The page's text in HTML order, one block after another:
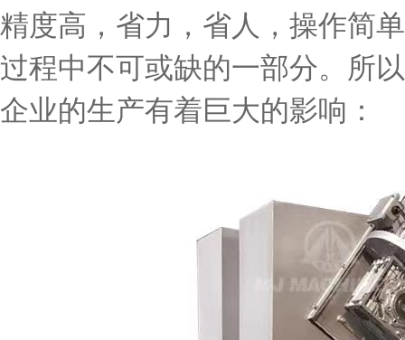
精度高，省力，省人，操作简
过程中不可或缺的一部分。所
企业的生产有着巨大的影响：